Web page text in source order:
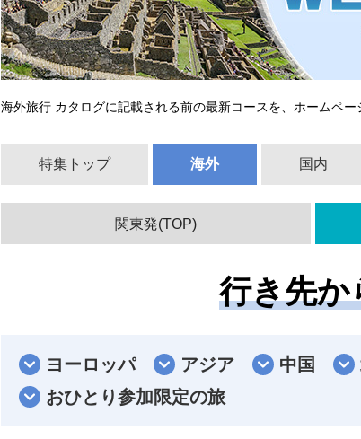
海外旅行 カタログに記載される前の最新コースを、ホームペー
特集トップ 海外 国内
関東発(TOP)
行き先か
ヨーロッパ アジア 中国
おひとり参加限定の旅